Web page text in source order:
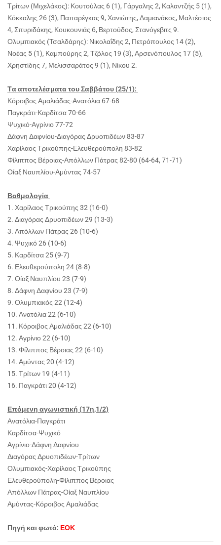
Τρίτων (Μιχελάκος): Κουτούλας 6 (1), Γάργαλης 2, Καλαντζής 5 (1),
Κόκκαλης 26 (3), Παπαρέγκας 9, Χανιώτης, Δαμιανάκος, Μαλτέσιος
4, Σπυριδάκης, Κουκουνιάς 6, Βερτούδος, Στανόγεβιτς 9.
Ολυμπιακός (Τσαλδάρης): Νικολαΐδης 2, Πετρόπουλος 14 (2),
Νοέας 5 (1), Καμπούρης 2, Τζόλος 19 (3), Αρσενόπουλος 17 (5),
Χρηστίδης 7, Μελισσαράτος 9 (1), Νίκου 2.
Tα αποτελέσματα του Σαββάτου (25/1):
Κόροιβος Αμαλιάδας-Ανατόλια 67-68
Παγκράτι-Καρδίτσα 70-66
Ψυχικό-Αγρίνιο 77-72
Δάφνη Δαφνίου-Διαγόρας Δρυοπιδέων 83-87
Χαρίλαος Τρικούπης-Ελευθερούπολη 83-82
Φίλιππος Βέροιας-Απόλλων Πάτρας 82-80 (64-64, 71-71)
Οίαξ Ναυπλίου-Αμύντας 74-57
Βαθμολογία
1. Χαρίλαος Τρικούπης 32 (16-0)
2. Διαγόρας Δρυοπιδέων 29 (13-3)
3. Απόλλων Πάτρας 26 (10-6)
4. Ψυχικό 26 (10-6)
5. Καρδίτσα 25 (9-7)
6. Ελευθερούπολη 24 (8-8)
7. Οίαξ Ναυπλίου 23 (7-9)
8. Δάφνη Δαφνίου 23 (7-9)
9. Ολυμπιακός 22 (12-4)
10. Ανατόλια 22 (6-10)
11. Κόροιβος Αμαλιάδας 22 (6-10)
12. Αγρίνιο 22 (6-10)
13. Φίλιππος Βέροιας 22 (6-10)
14. Αμύντας 20 (4-12)
15. Τρίτων 19 (4-11)
16. Παγκράτι 20 (4-12)
Επόμενη αγωνιστική (17η,1/2)
Ανατόλια-Παγκράτι
Καρδίτσα-Ψυχικό
Αγρίνιο-Δάφνη Δαφνίου
Διαγόρας Δρυοπιδέων-Τρίτων
Ολυμπιακός-Χαρίλαος Τρικούπης
Ελευθερούπολη-Φίλιππος Βέροιας
Απόλλων Πάτρας-Οίαξ Ναυπλίου
Αμύντας-Κόροιβος Αμαλιάδας
Πηγή και φωτό: ΕΟΚ